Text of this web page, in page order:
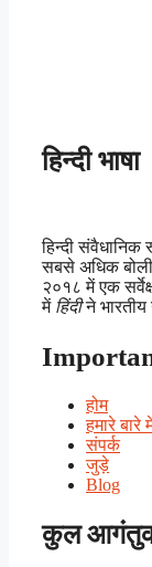
हिन्दी भाषा
हिन्दी
सबसे अधिक
२०१८ में एक
में हिंदीने
होम
हमारे बारे
संपर्क
जुड़े
Blog
कुल